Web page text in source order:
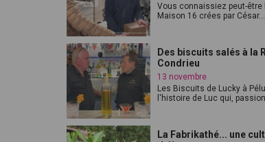
Vous connaissiez peut-être
Maison 16 crées par
Des biscuits salés à la
Condrieu
13 novembre
Les Biscuits de Lucky à
l'histoire de Luc qui,
La Fabrikathé... une